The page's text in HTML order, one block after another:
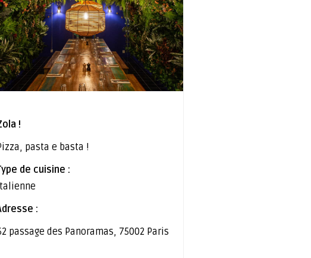
!
pasta e basta !
de cuisine :
:
passage des Panoramas, 75002 Paris